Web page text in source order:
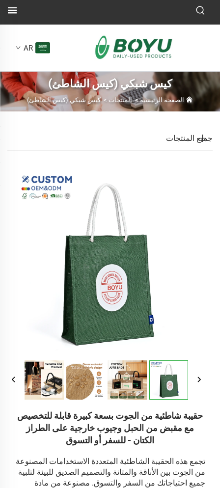
AR
كيس شبكي (كيس الشاطئ)
الصفحة الرئيسية>المنتجات >كيس شبكي (كيس الشاطئ)
جميع المنتجات
حقيبة شاطئية من الجوت بسعة كبيرة قابلة للتخصيص
مع مقبض من الحبل وجيوب خارجية على الطراز
الكتان - للسفر أو التسوق
تجمع هذه الحقيبة الشاطئية المتعددة الاستخدامات المصنوعة
من الجوت بين الأناقة والمتانة والتصميم الصديق للبيئة لتلبية
جميع احتياجاتك من السفر والتسوق. مصنوعة من مادة